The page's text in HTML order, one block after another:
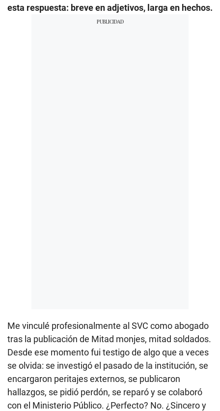
esta respuesta: breve en adjetivos, larga en hechos.
Me vinculé profesionalmente al SVC como abogado
tras la publicación de Mitad monjes, mitad soldados.
Desde ese momento fui testigo de algo que a veces
se olvida: se investigó el pasado de la institución, se
encargaron peritajes externos, se publicaron
hallazgos, se pidió perdón, se reparó y se colaboró
con el Ministerio Público. ¿Perfecto? No. ¿Sincero y